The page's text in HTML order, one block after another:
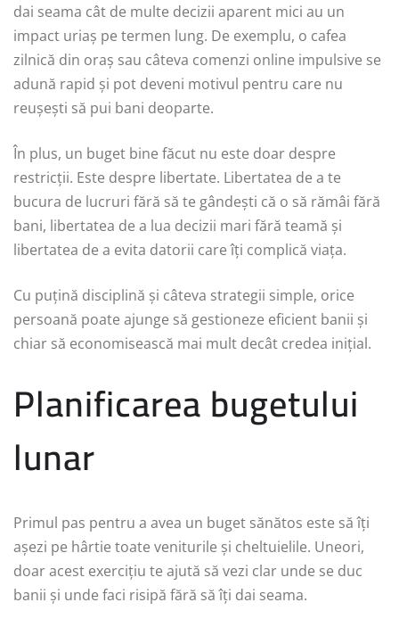
dai seama cât de multe decizii aparent mici au un
impact uriaș pe termen lung. De exemplu, o cafea
zilnică din oraș sau câteva comenzi online impulsive se
adună rapid și pot deveni motivul pentru care nu
reușești să pui bani deoparte.
În plus, un buget bine făcut nu este doar despre
restricții. Este despre libertate. Libertatea de a te
bucura de lucruri fără să te gândești că o să rămâi fără
bani, libertatea de a lua decizii mari fără teamă și
libertatea de a evita datorii care îți complică viața.
Cu puțină disciplină și câteva strategii simple, orice
persoană poate ajunge să gestioneze eficient banii și
chiar să economisească mai mult decât credea inițial.
Planificarea bugetului
lunar
Primul pas pentru a avea un buget sănătos este să îți
așezi pe hârtie toate veniturile și cheltuielile. Uneori,
doar acest exercițiu te ajută să vezi clar unde se duc
banii și unde faci risipă fără să îți dai seama.